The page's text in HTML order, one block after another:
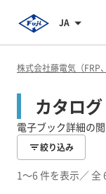
JA
株式会社藤電気（FRP
カタログ
電子ブック詳細の
絞り込み
1～6 件を表示／ 全